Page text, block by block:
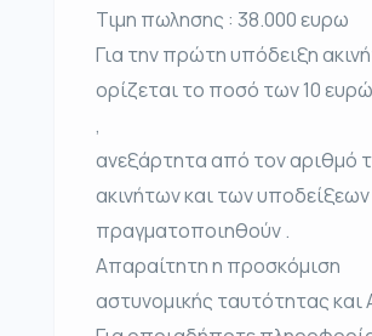
Τιμη πωλησης : 38.000 ευρω
Για την πρώτη υπόδειξη
ορίζεται το ποσό των 10
,
ανεξάρτητα από τον αριθμό
ακινήτων και των
πραγματοποιηθούν .
Απαραίτητη η προσκόμιση
αστυνομικής ταυτότητας